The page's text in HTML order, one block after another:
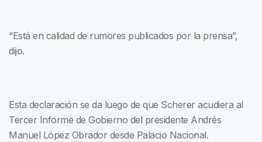
“Está en calidad de rumores publicados por la prensa”,
dijo.
Esta declaración se da luego de que Scherer acudiera al
Tercer Informe de Gobierno del presidente Andrés
Manuel López Obrador desde Palacio Nacional.